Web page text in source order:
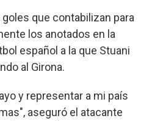
que contabilizan para
los anotados en la
español a la que Stuani
al Girona.
y representar a mi país
aseguró el atacante